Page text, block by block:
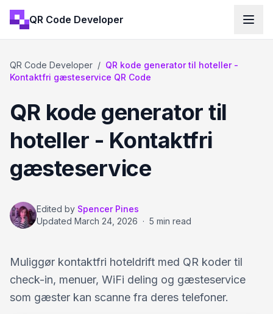
QR Code Developer
QR Code Developer / QR kode generator til hoteller -
Kontaktfri gæsteservice QR Code
QR kode generator til
hoteller - Kontaktfri
gæsteservice
Edited by Spencer Pines
Updated March 24, 2026 · 5 min read
Muliggør kontaktfri hoteldrift med QR koder til
check-in, menuer, WiFi deling og gæsteservice
som gæster kan scanne fra deres telefoner.